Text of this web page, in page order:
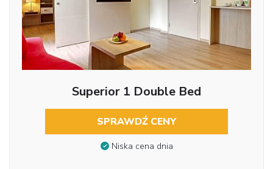
Superior 1 Double Bed
SPRAWDŹ CENY
Niska cena dnia